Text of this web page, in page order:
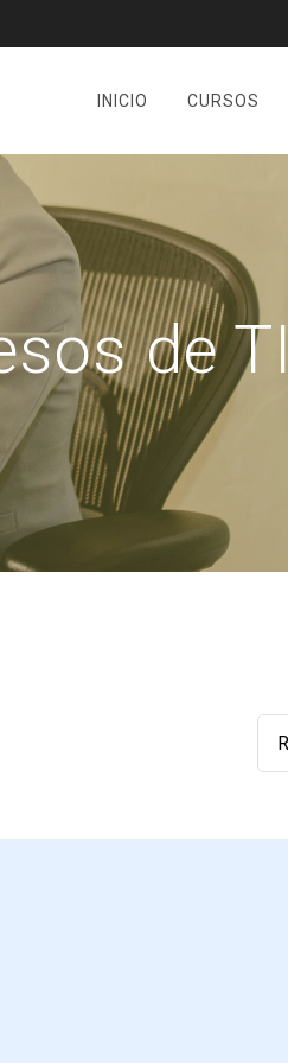
INICIO CURSOS
de TI